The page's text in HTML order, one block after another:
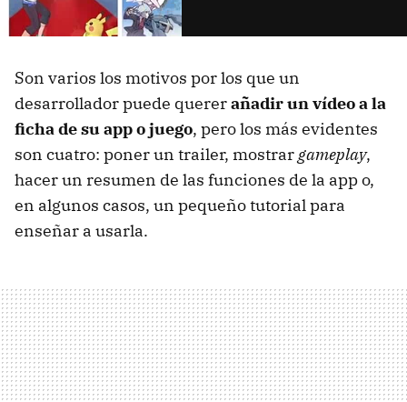
Son varios los motivos por los que un
desarrollador puede quererañadir un vídeo a la
ficha de su app o juego, pero los más evidentes
son cuatro: poner un trailer, mostrargameplay,
hacer un resumen de las funciones de la app o,
en algunos casos, un pequeño tutorial para
enseñar a usarla.